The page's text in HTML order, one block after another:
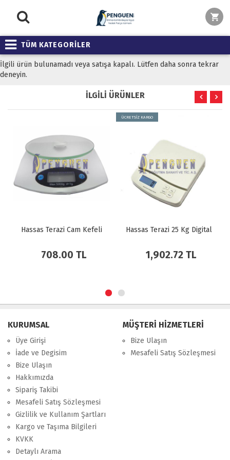
TÜM KATEGORİLER
İlgili ürün bulunamadı veya satışa kapalı. Lütfen daha sonra tekrar
deneyin.
İLGİLİ ÜRÜNLER
Hassas Terazi Cam Kefeli
708.00 TL
ÜCRETSİZ KARGO
Hassas Terazi 25 Kg Digital
1,902.72 TL
KURUMSAL
Üye Girişi
İade ve Degisim
Bize Ulaşın
Hakkımızda
Sipariş Takibi
Mesafeli Satış Sözleşmesi
Gizlilik ve Kullanım Şartları
Kargo ve Taşıma Bilgileri
KVKK
Detaylı Arama
MÜŞTERİ HİZMETLERİ
Bize Ulaşın
Mesafeli Satış Sözleşmesi